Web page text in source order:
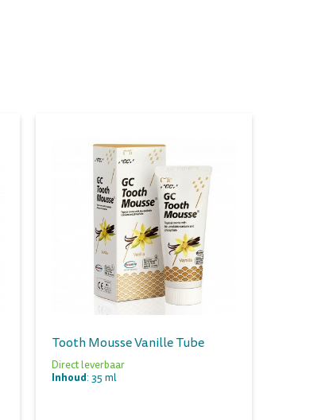
Tooth Mousse Vanille Tube
Direct leverbaar
Inhoud: 35 ml